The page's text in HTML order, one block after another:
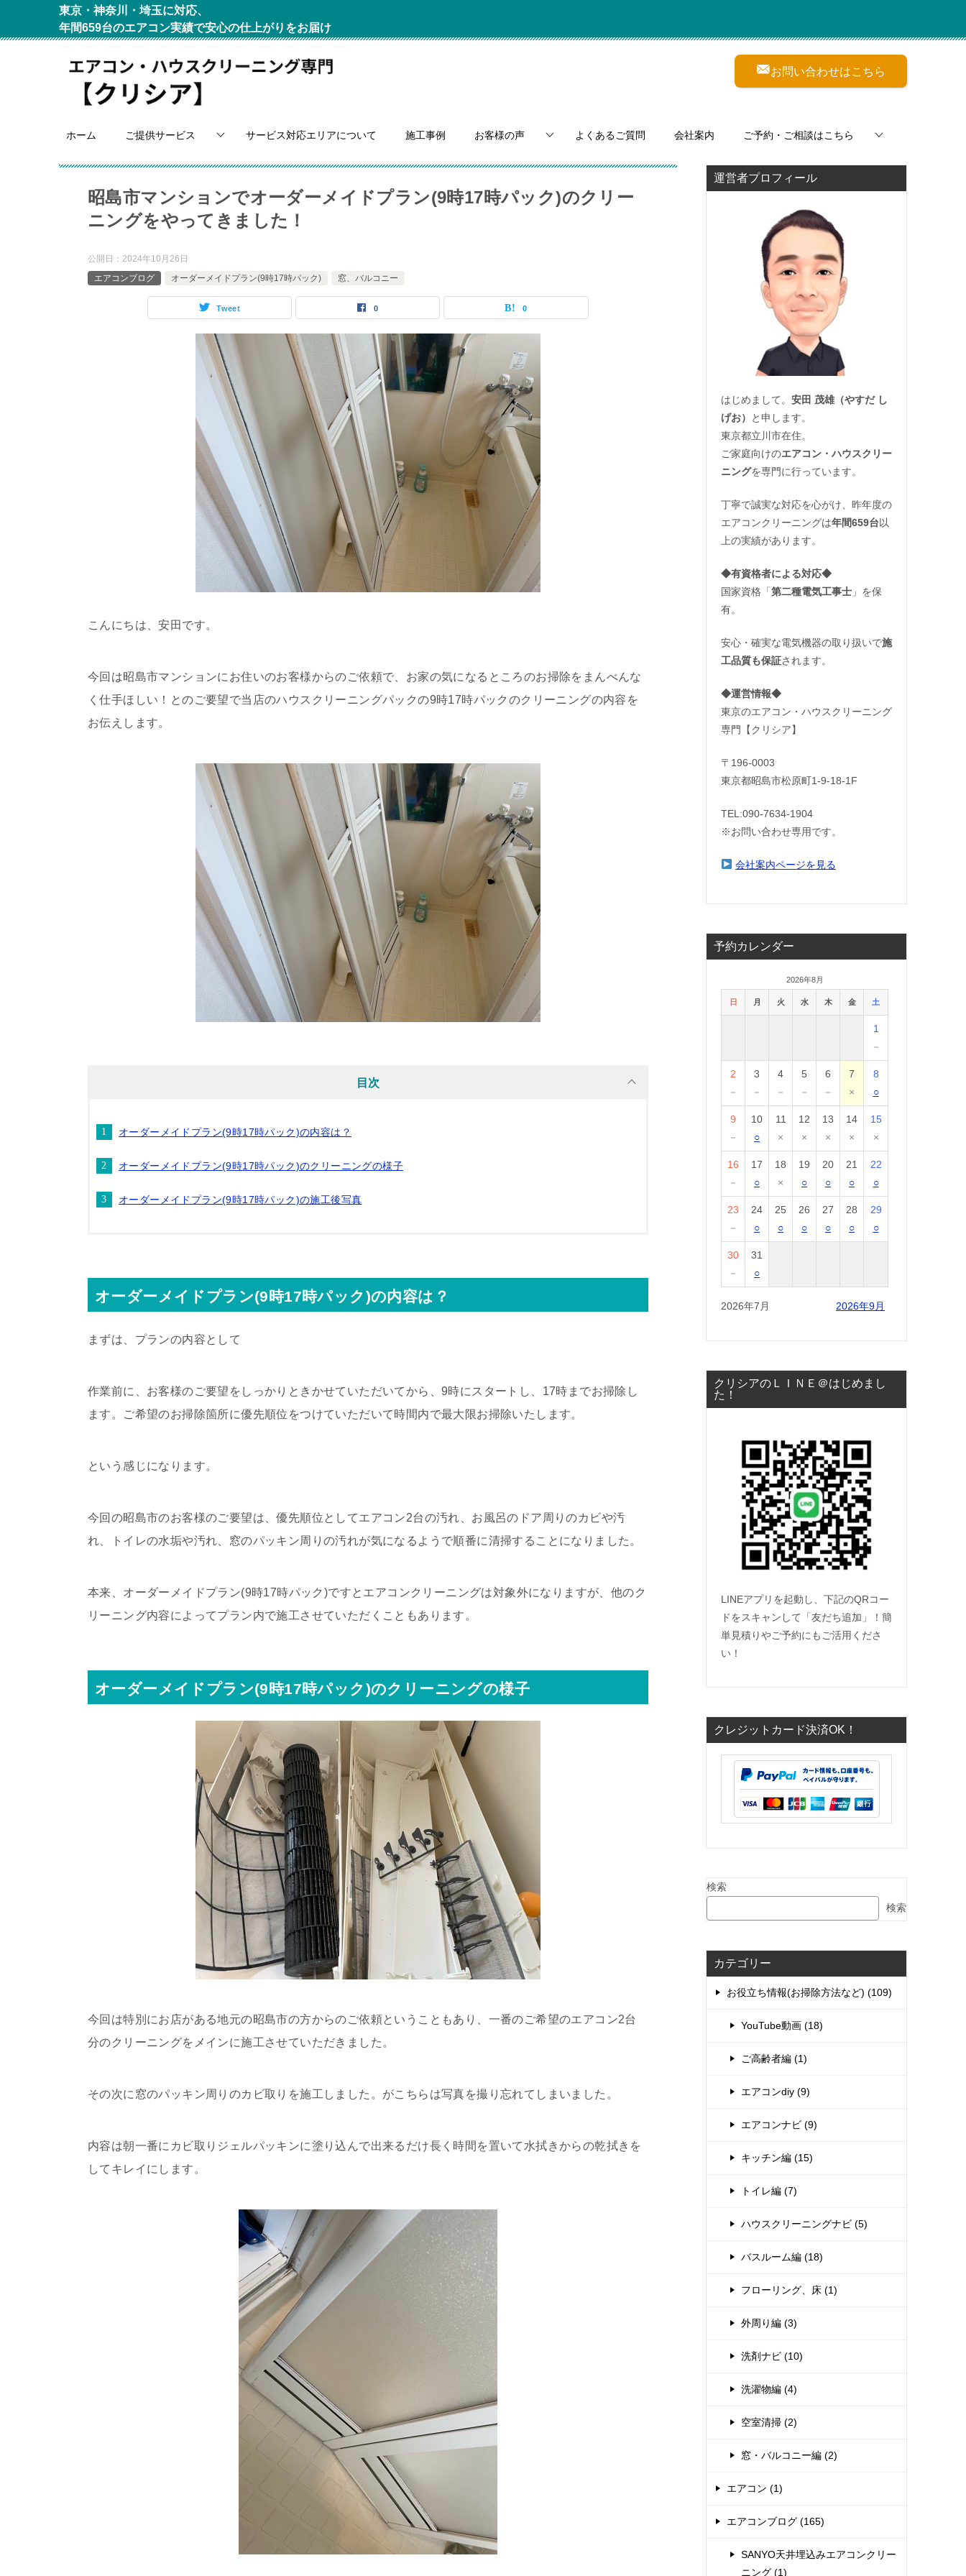
東京・神奈川・埼玉に対応、
年間659台のエアコン実績で安心の仕上がりをお届け
お問い合わせはこちら
ホーム ご提供サービス サービス対応エリアについて 施工事例 お客様の声 よくあるご質問 会社案内 ご予約・ご相談はこちら
昭島市マンションでオーダーメイドプラン(9時17時パック)のクリー
ニングをやってきました！
公開日： 2024年10月26日
エアコンブログ
オーダーメイドプラン(9時17時パック) 窓、バルコニー
Tweet 0 0
こんにちは、安田です。
今回は昭島市マンションにお住いのお客様からのご依頼で、お家の気になるところのお掃除をまんべんな
く仕手ほしい！とのご要望で当店のハウスクリーニングパックの9時17時パックのクリーニングの内容を
お伝えします。
目次
オーダーメイドプラン(9時17時パック)の内容は？
オーダーメイドプラン(9時17時パック)のクリーニングの様子
オーダーメイドプラン(9時17時パック)の施工後写真
オーダーメイドプラン(9時17時パック)の内容は？
まずは、プランの内容として
作業前に、お客様のご要望をしっかりときかせていただいてから、9時にスタートし、17時までお掃除し
ます。ご希望のお掃除箇所に優先順位をつけていただいて時間内で最大限お掃除いたします。
という感じになります。
今回の昭島市のお客様のご要望は、優先順位としてエアコン2台の汚れ、お風呂のドア周りのカビや汚
れ、トイレの水垢や汚れ、窓のパッキン周りの汚れが気になるようで順番に清掃することになりました。
本来、オーダーメイドプラン(9時17時パック)ですとエアコンクリーニングは対象外になりますが、他のク
リーニング内容によってプラン内で施工させていただくこともあります。
オーダーメイドプラン(9時17時パック)のクリーニングの様子
今回は特別にお店がある地元の昭島市の方からのご依頼ということもあり、一番のご希望のエアコン2台
分のクリーニングをメインに施工させていただきました。
その次に窓のパッキン周りのカビ取りを施工しました。がこちらは写真を撮り忘れてしまいました。
内容は朝一番にカビ取りジェルパッキンに塗り込んで出来るだけ長く時間を置いて水拭きからの乾拭きを
してキレイにします。
運営者プロフィール
はじめまして。 安田 茂雄（やすだ し
げお）
と申します。
東京都立川市在住。
ご家庭向けのエアコン・ハウスクリー
ニングを専門に行っています。
丁寧で誠実な対応を心がけ、昨年度の
エアコンクリーニングは年間659台以
上の実績があります。
◆有資格者による対応◆
国家資格「第二種電気工事士 」を保
有。
安心・確実な電気機器の取り扱いで施
工品質も保証されます。
◆運営情報◆
東京のエアコン・ハウスクリーニング
専門【クリシア】
〒196-0003
東京都昭島市松原町1-9‐18‐1F
TEL:090-7634-1904
※お問い合わせ専用です。
会社案内ページを見る
予約カレンダー
2026年8月
日 月 火 水 木 金 土
1
－
2
－
3
－
4
－
5
－
6
－
7
×
8
○
9
－
10
○
11
×
12
×
13
×
14
×
15
×
16
－
17
○
18
×
19
○
20
○
21
○
22
○
23
－
24
○
25
○
26
○
27
○
28
○
29
○
30
－
31
○
2026年7月 2026年9月
クリシアのＬＩＮＥ＠はじめまし
た！
LINEアプリを起動し、下記のQRコー
ドをスキャンして「友だち追加」！簡
単見積りやご予約にもご活用くださ
い！
クレジットカード決済OK！
検索
検索
カテゴリー
お役立ち情報(お掃除方法など) (109)
YouTube動画 (18)
ご高齢者編 (1)
エアコンdiy (9)
エアコンナビ (9)
キッチン編 (15)
トイレ編 (7)
ハウスクリーニングナビ (5)
バスルーム編 (18)
フローリング、床 (1)
外周り編 (3)
洗剤ナビ (10)
洗濯物編 (4)
空室清掃 (2)
窓・バルコニー編 (2)
エアコン (1)
エアコンブログ (165)
SANYO天井埋込みエアコンクリー
ニング (1)